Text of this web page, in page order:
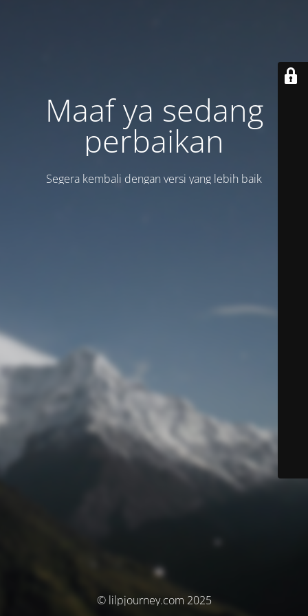
Maaf ya sedang
perbaikan
Segera kembali dengan versi yang lebih baik
© lilpjourney.com 2025